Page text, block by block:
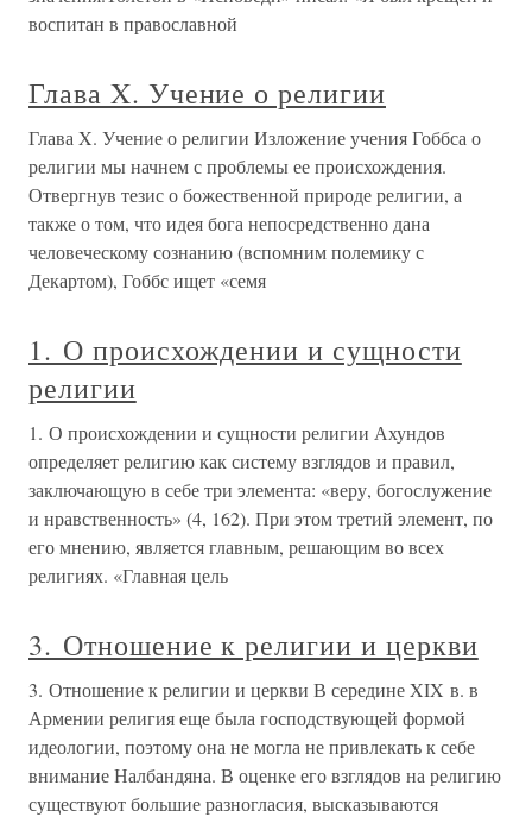
воспитан в православной
Глава X. Учение о религии
Глава X. Учение о религии Изложение учения Гоббса о
религии мы начнем с проблемы ее происхождения.
Отвергнув тезис о божественной природе религии, а
также о том, что идея бога непосредственно дана
человеческому сознанию (вспомним полемику с
Декартом), Гоббс ищет «семя
1. О происхождении и сущности
религии
1. О происхождении и сущности религии Ахундов
определяет религию как систему взглядов и правил,
заключающую в себе три элемента: «веру, богослужение
и нравственность» (4, 162). При этом третий элемент, по
его мнению, является главным, решающим во всех
религиях. «Главная цель
3. Отношение к религии и церкви
3. Отношение к религии и церкви В середине XIX в. в
Армении религия еще была господствующей формой
идеологии, поэтому она не могла не привлекать к себе
внимание Налбандяна. В оценке его взглядов на религию
существуют большие разногласия, высказываются